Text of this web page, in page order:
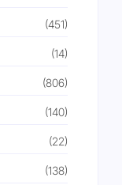
(451)
(14)
(806)
(140)
(22)
(138)